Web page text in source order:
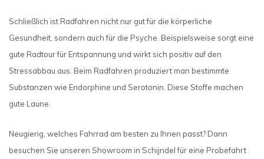
Schließlich ist Radfahren nicht nur gut für die körperliche
Gesundheit, sondern auch für die Psyche. Beispielsweise sorgt eine
gute Radtour für Entspannung und wirkt sich positiv auf den
Stressabbau aus. Beim Radfahren produziert man bestimmte
Substanzen wie Endorphine und Serotonin. Diese Stoffe machen
gute Laune.
Neugierig, welches Fahrrad am besten zu Ihnen passt? Dann
besuchen Sie unseren Showroom in Schijndel für eine Probefahrt